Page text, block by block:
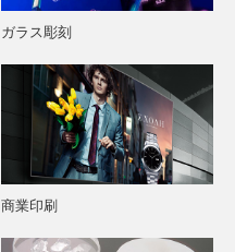
ガラス彫刻
商業印刷